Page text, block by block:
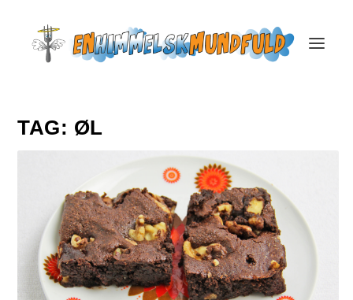
TAG: ØL